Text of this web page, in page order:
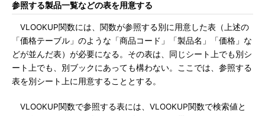
参照する製品一覧などの表を用意する
VLOOKUP関数には、関数が参照する別に用意した表（上述の
「価格テーブル」のような「商品コード」「製品名」「価格」な
どが並んだ表）が必要になる。その表は、同じシート上でも別シ
ート上でも、別ブックにあっても構わない。ここでは、参照する
表を別シート上に用意することとする。
VLOOKUP関数で参照する表には、VLOOKUP関数で検索値と